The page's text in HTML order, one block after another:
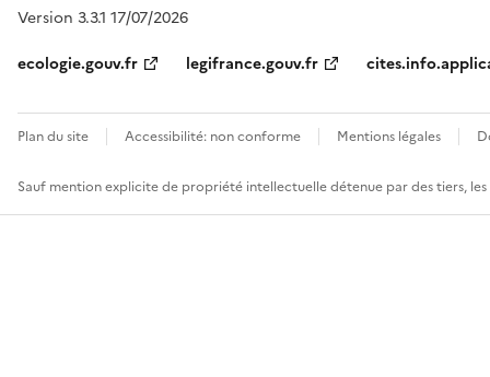
Version 3.3.1 17/07/2026
ecologie.gouv.fr
legifrance.gouv.fr
Plan du site Accessibilité: non conforme Mentions légales
Sauf mention explicite de propriété intellectuelle détenue par des tiers,